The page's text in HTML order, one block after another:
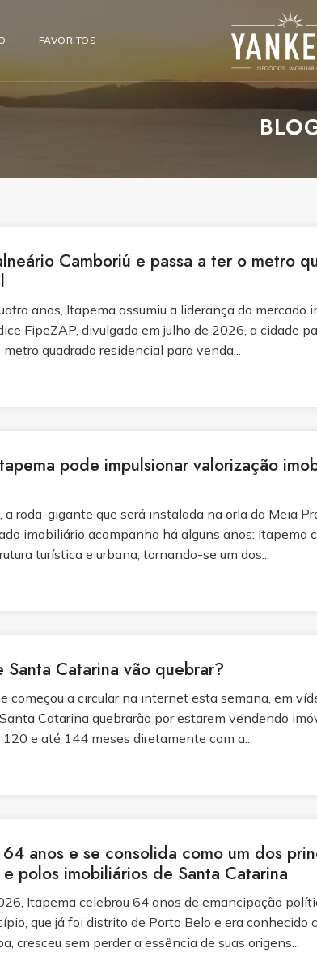
FAVORITOS
Camboriú e passa a ter o metro
anos, Itapema assumiu a liderança do mercado
FipeZAP, divulgado em julho de 2026, a cidade
quadrado residencial para venda...
pode impulsionar valorização
roda-gigante que será instalada na orla da Meia
imobiliário acompanha há alguns anos: Itapema
turística e urbana, tornando-se um dos...
Santa Catarina vão quebrar?
começou a circular na internet esta semana, em
Catarina quebrarão por estarem vendendo
e até 144 meses diretamente com a...
anos e se consolida como um dos
polos imobiliários de Santa Catarina
Itapema celebrou 64 anos de emancipação
que já foi distrito de Porto Belo e era conhecido
cresceu sem perder a essência de suas origens...